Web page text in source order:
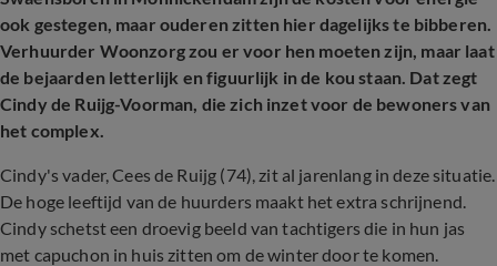
ook gestegen, maar ouderen zitten hier dagelijks te bibberen.
Verhuurder Woonzorg zou er voor hen moeten zijn, maar laat
de bejaarden letterlijk en figuurlijk in de kou staan. Dat zegt
Cindy de Ruijg-Voorman, die zich inzet voor de bewoners van
het complex.
Cindy's vader, Cees de Ruijg (74), zit al jarenlang in deze situatie.
De hoge leeftijd van de huurders maakt het extra schrijnend.
Cindy schetst een droevig beeld van tachtigers die in hun jas
met capuchon in huis zitten om de winter door te komen.